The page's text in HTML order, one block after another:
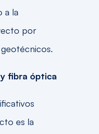
a la
por
y fibra óptica
es la